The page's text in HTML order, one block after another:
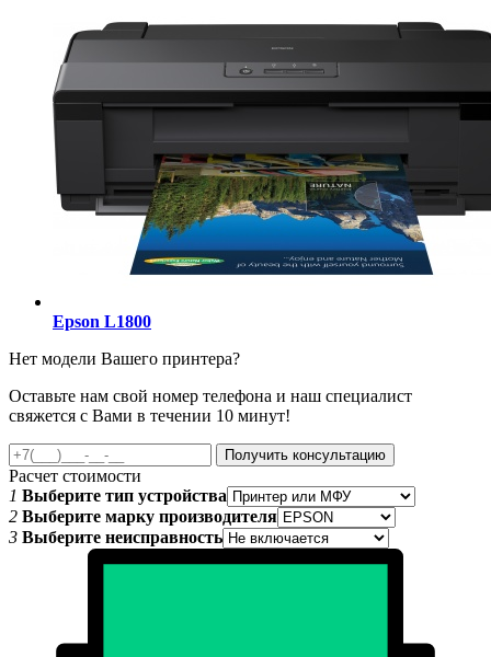
Epson L1800
Нет модели Вашего принтера?
Оставьте нам свой номер телефона и наш специалист
свяжется с Вами в течении 10 минут!
Получить консультацию
Расчет стоимости
1 Выберите тип устройства
2 Выберите марку производителя
3 Выберите неисправность